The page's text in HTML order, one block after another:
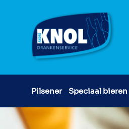
Pilsener Speciaal bieren